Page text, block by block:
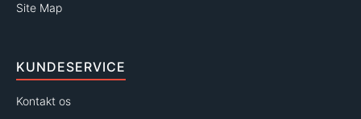
Site Map
KUNDESERVICE
Kontakt os